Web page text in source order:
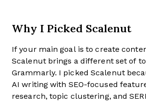
Why I Picked Scalenut
If your main goal is to create
Scalenut brings a different set of
Grammarly. I picked Scalenut
AI writing with SEO-focused
research, topic clustering, and